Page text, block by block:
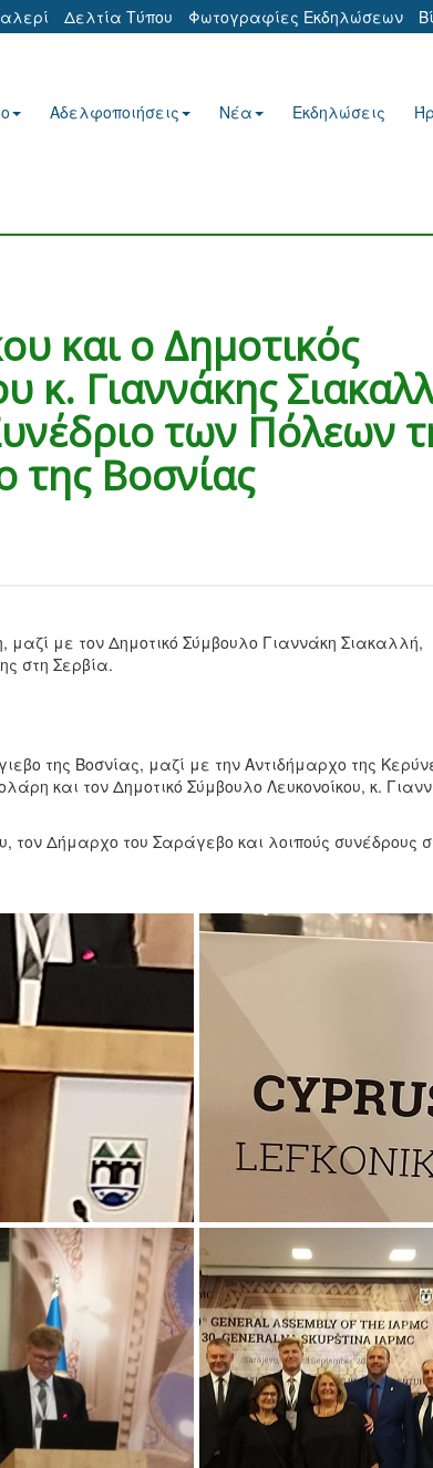
Δελτία Τύπου Φωτογραφίες Εκδηλώσεων
Αδελφοποιήσεις Νέα Εκδηλώσεις
και ο Δημοτικός
κ. Γιαννάκης
των Πόλεων
της Βοσνίας
με τον Δημοτικό Σύμβουλο Γιαννάκη Σιακαλλή,
στη Σερβία.
της Βοσνίας, μαζί με την Αντιδήμαρχο της
και τον Δημοτικό Σύμβουλο Λευκονοίκου, κ.
Δήμαρχο του Σαράγεβο και λοιπούς συνέδρους